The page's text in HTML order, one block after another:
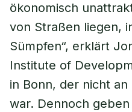
ökonomisch
von Straßen liegen,
Sümpfen“, erklärt
Institute of
in Bonn, der nicht
war. Dennoch